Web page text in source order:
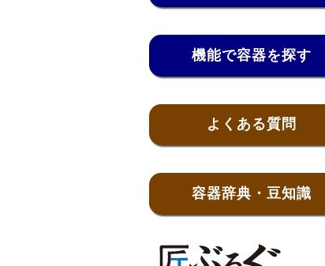
機能で容器を探す
よくある質問
容器辞典・豆知識